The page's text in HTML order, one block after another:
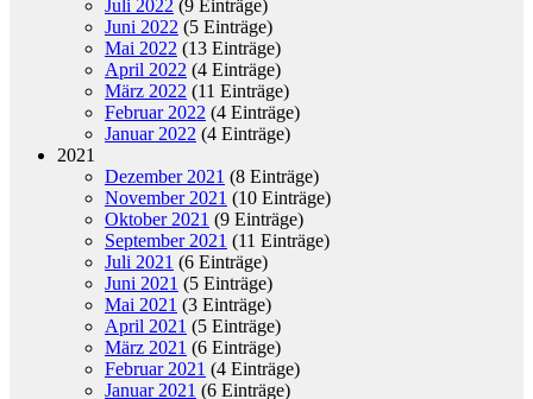
Juli 2022 (9 Einträge)
Juni 2022 (5 Einträge)
Mai 2022 (13 Einträge)
April 2022 (4 Einträge)
März 2022 (11 Einträge)
Februar 2022 (4 Einträge)
Januar 2022 (4 Einträge)
2021
Dezember 2021 (8 Einträge)
November 2021 (10 Einträge)
Oktober 2021 (9 Einträge)
September 2021 (11 Einträge)
Juli 2021 (6 Einträge)
Juni 2021 (5 Einträge)
Mai 2021 (3 Einträge)
April 2021 (5 Einträge)
März 2021 (6 Einträge)
Februar 2021 (4 Einträge)
Januar 2021 (6 Einträge)